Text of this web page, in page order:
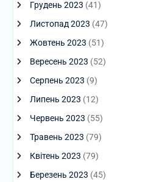
Грудень 2023 (41)
Листопад 2023 (47)
Жовтень 2023 (51)
Вересень 2023 (52)
Серпень 2023 (9)
Липень 2023 (12)
Червень 2023 (55)
Травень 2023 (79)
Квітень 2023 (79)
Березень 2023 (45)